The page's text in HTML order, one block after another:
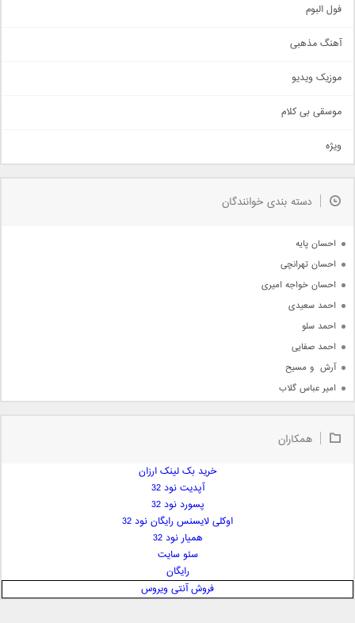
اجتماعی
حماسی
سنتی
اهنگ بندرعباسی
دمو
مذهبی
جدیدترین ها
فول البوم
آهنگ مذهبی
موزیک ویدیو
موسقی بی کلام
ویژه
دسته بندی خوانندگان
احسان پایه
احسان تهرانچی
احسان خواجه امیری
احمد سعیدی
احمد سلو
احمد صفایی
آرش  و مسیح
امیر عباس گلاب
امیر علی
ایمان غلامی
همکاران
خرید بک لینک ارزان
آپدیت نود 32
پسورد نود 32
اوکلی لایسنس رایگان نود 32
همیار نود 32
سئو سایت
رایگان
فروش آنتی ویروس